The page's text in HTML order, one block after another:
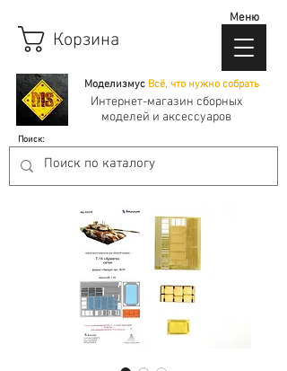
Моделизмус Всё, что нужно собрать
Корзина
Интернет-магазин сборных
моделей и аксессуаров
Поиск:
Меню